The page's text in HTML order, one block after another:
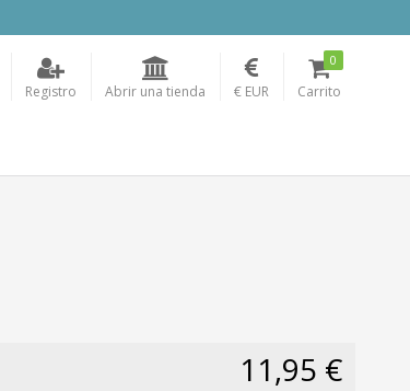
Registro Abrir una tienda € EUR Carrito
0
11,95 €